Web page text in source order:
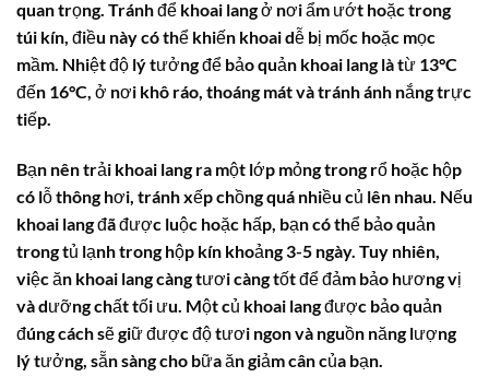
quan trọng. Tránh để khoai lang ở nơi ẩm ướt hoặc trong
túi kín, điều này có thể khiến khoai dễ bị mốc hoặc mọc
mầm. Nhiệt độ lý tưởng để bảo quản khoai lang là từ 13°C
đến 16°C, ở nơi khô ráo, thoáng mát và tránh ánh nắng trực
tiếp.
Bạn nên trải khoai lang ra một lớp mỏng trong rổ hoặc hộp
có lỗ thông hơi, tránh xếp chồng quá nhiều củ lên nhau. Nếu
khoai lang đã được luộc hoặc hấp, bạn có thể bảo quản
trong tủ lạnh trong hộp kín khoảng 3-5 ngày. Tuy nhiên,
việc ăn khoai lang càng tươi càng tốt để đảm bảo hương vị
và dưỡng chất tối ưu. Một củ khoai lang được bảo quản
đúng cách sẽ giữ được độ tươi ngon và nguồn năng lượng
lý tưởng, sẵn sàng cho bữa ăn giảm cân của bạn.